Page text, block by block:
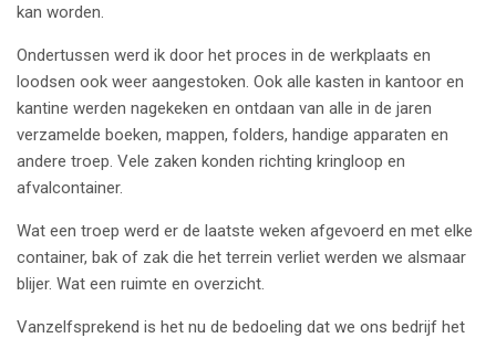
kan worden.
Ondertussen werd ik door het proces in de werkplaats en
loodsen ook weer aangestoken. Ook alle kasten in kantoor en
kantine werden nagekeken en ontdaan van alle in de jaren
verzamelde boeken, mappen, folders, handige apparaten en
andere troep. Vele zaken konden richting kringloop en
afvalcontainer.
Wat een troep werd er de laatste weken afgevoerd en met elke
container, bak of zak die het terrein verliet werden we alsmaar
blijer. Wat een ruimte en overzicht.
Vanzelfsprekend is het nu de bedoeling dat we ons bedrijf het